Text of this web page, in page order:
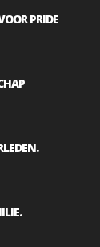
PRIDE